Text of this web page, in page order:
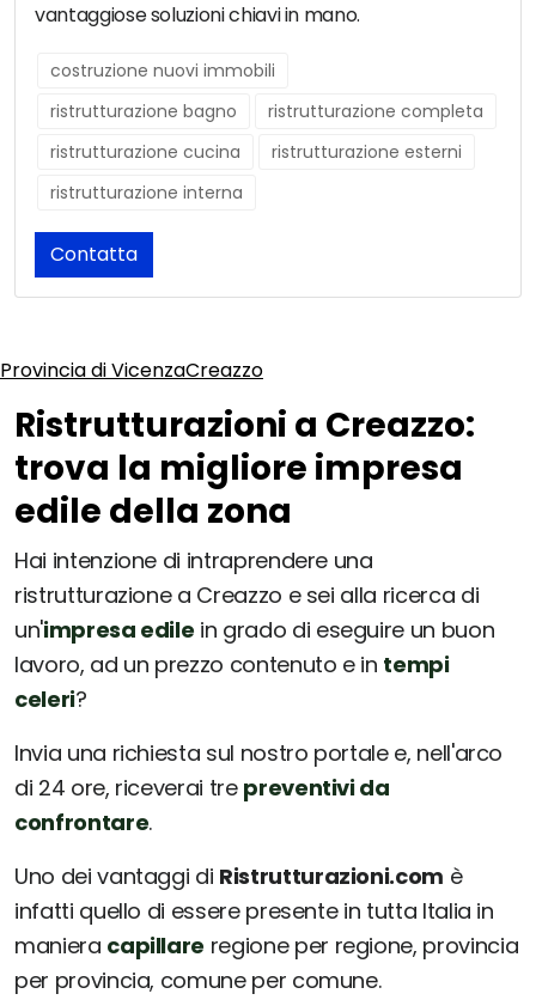
vantaggiose soluzioni chiavi in mano.
costruzione nuovi immobili
ristrutturazione bagno
ristrutturazione completa
ristrutturazione cucina
ristrutturazione esterni
ristrutturazione interna
Contatta
Provincia di VicenzaCreazzo
Ristrutturazioni a Creazzo:
trova la migliore impresa
edile della zona
Hai intenzione di intraprendere una
ristrutturazione a Creazzo e sei alla ricerca di
un'impresa edile in grado di eseguire un buon
lavoro, ad un prezzo contenuto e in tempi
celeri?
Invia una richiesta sul nostro portale e, nell'arco
di 24 ore, riceverai tre preventivi da
confrontare.
Uno dei vantaggi di Ristrutturazioni.com è
infatti quello di essere presente in tutta Italia in
maniera capillare regione per regione, provincia
per provincia, comune per comune.